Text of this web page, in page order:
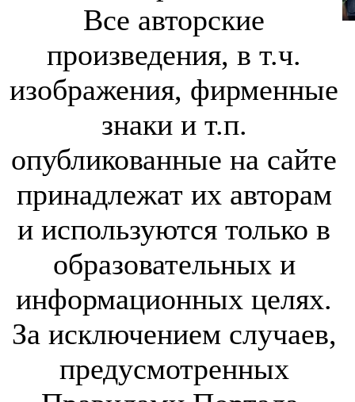
Все авторские
произведения, в т.ч.
изображения, фирменные
знаки и т.п.
опубликованные на сайте
принадлежат их авторам
и используются только в
образовательных и
информационных целях.
За исключением случаев,
предусмотренных